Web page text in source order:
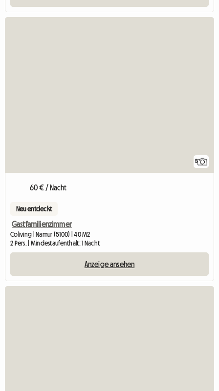
5
60 € / Nacht
Neu entdeckt
Gastfamilienzimmer
Coliving | Namur (5100) | 40 M2
2 Pers. | Mindestaufenthalt: 1 Nacht
Anzeige ansehen